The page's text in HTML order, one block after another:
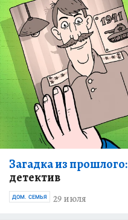
Загадка из прошлого:
детектив
29 июля
ДОМ. СЕМЬЯ